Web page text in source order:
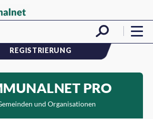
REGISTRIERUNG
PRO
und Organisationen